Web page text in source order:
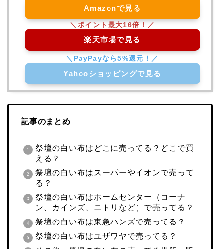
Amazonで見る
楽天市場で見る
Yahooショッピングで見る
記事のまとめ
祭壇の白い布はどこに売ってる？どこで買
える？
祭壇の白い布はスーパーやイオンで売って
る？
祭壇の白い布はホームセンター（コーナ
ン、カインズ、ニトリなど）で売ってる？
祭壇の白い布は東急ハンズで売ってる？
祭壇の白い布はユザワヤで売ってる？